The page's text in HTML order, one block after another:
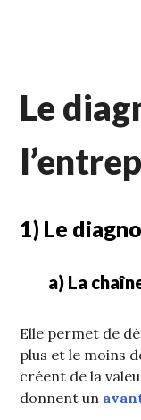
Le
1) Le
a) La
Elle permet de
plus et le moins
créent de la
donnent un